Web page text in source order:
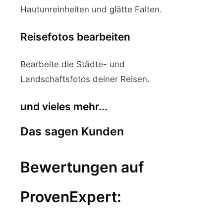
Hautunreinheiten und glätte Falten.
Reisefotos bearbeiten
Bearbeite die Städte- und
Landschaftsfotos deiner Reisen.
und vieles mehr...
Das sagen Kunden
Bewertungen auf
ProvenExpert: